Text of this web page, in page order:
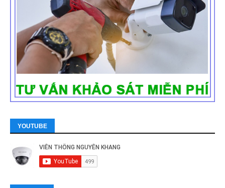
YOUTUBE